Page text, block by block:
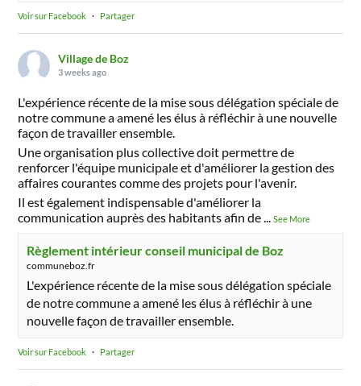
Voir sur Facebook · Partager
Village de Boz
3 weeks ago
L'expérience récente de la mise sous délégation spéciale de
notre commune a amené les élus à réfléchir à une nouvelle
façon de travailler ensemble.
Une organisation plus collective doit permettre de
renforcer l'équipe municipale et d'améliorer la gestion des
affaires courantes comme des projets pour l'avenir.
Il est également indispensable d'améliorer la
communication auprès des habitants afin de
...See More
Règlement intérieur conseil municipal de Boz
communeboz.fr
L'expérience récente de la mise sous délégation spéciale
de notre commune a amené les élus à réfléchir à une
nouvelle façon de travailler ensemble.
Voir sur Facebook · Partager